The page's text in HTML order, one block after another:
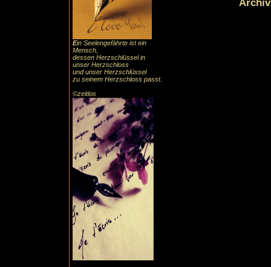
Ein Seelengefährte ist ein
Mensch,
dessen Herzschlüssel in
unser Herzschloss
und unser Herzschlüssel
zu seinem Herzschloss passt.
©zeitlos